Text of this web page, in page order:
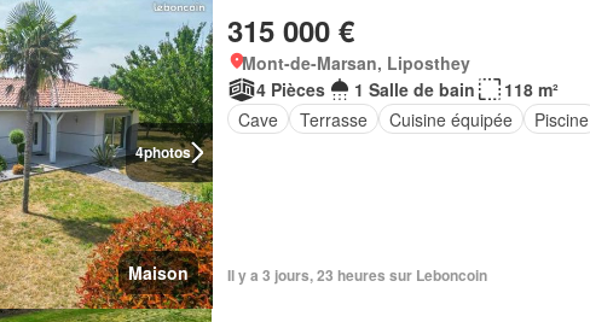
4photos
Maison
315 000 €
Mont-de-Marsan, Liposthey
4 Pièces
1 Salle de bain
118 m²
Cave
Terrasse Cuisine équipée Piscine
Il y a 3 jours, 23 heures sur Leboncoin